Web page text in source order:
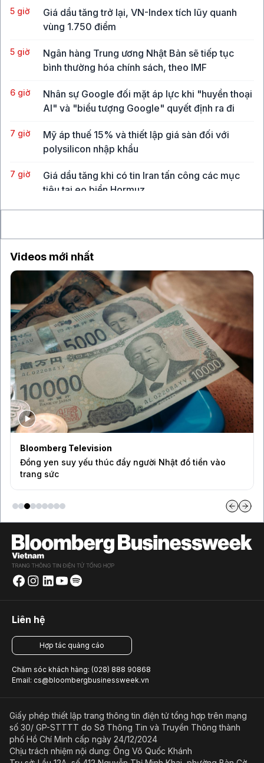
5 giờ
Giá dầu tăng trở lại, VN-Index tích lũy quanh
vùng 1.750 điểm
5 giờ
Ngân hàng Trung ương Nhật Bản sẽ tiếp tục
bình thường hóa chính sách, theo IMF
6 giờ
Nhân sự Google đối mặt áp lực khi "huyền thoại
AI" và "biểu tượng Google" quyết định ra đi
7 giờ
Mỹ áp thuế 15% và thiết lập giá sàn đối với
polysilicon nhập khẩu
7 giờ
Giá dầu tăng khi có tin Iran tấn công các mục
tiêu tại eo biển Hormuz
Videos mới nhất
Bloomberg Television
Đồng yen suy yếu thúc đẩy người Nhật đổ tiền vào
trang sức
Liên hệ
Hợp tác quảng cáo
Chăm sóc khách hàng: (028) 888 90868
Email: cs@bloombergbusinessweek.vn
Giấy phép thiết lập trang thông tin điện tử tổng hợp trên mạng
số 30/ GP-STTTT do Sở Thông Tin và Truyền Thông thành
phố Hồ Chí Minh cấp ngày 24/12/2024
Chịu trách nhiệm nội dung: Ông Võ Quốc Khánh